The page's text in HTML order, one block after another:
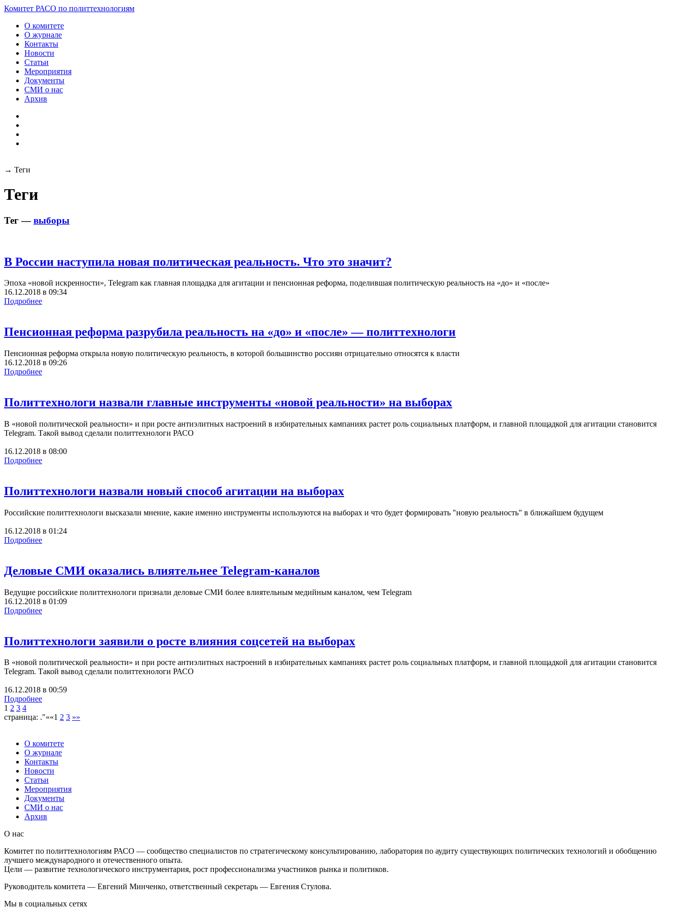
Комитет РАСО по политтехнологиям
О комитете
О журнале
Контакты
Новости
Статьи
Мероприятия
Документы
СМИ о нас
Архив
→ Теги
Теги
Тег —выборы
В России наступила новая политическая реальность. Что это значит?
Эпоха «новой искренности», Telegram как главная площадка для агитации и пенсионная реформа, поделившая политическую реальность на «до» и «после»
16.12.2018 в 09:34
Подробнее
Пенсионная реформа разрубила реальность на «до» и «после» — политтехнологи
Пенсионная реформа открыла новую политическую реальность, в которой большинство россиян отрицательно относятся к власти
16.12.2018 в 09:26
Подробнее
Политтехнологи назвали главные инструменты «новой реальности» на выборах
В «новой политической реальности» и при росте антиэлитных настроений в избирательных кампаниях растет роль социальных платформ, и главной площадкой для агитации становится
Telegram. Такой вывод сделали политтехнологи РАСО
16.12.2018 в 08:00
Подробнее
Политтехнологи назвали новый способ агитации на выборах
Российские политтехнологи высказали мнение, какие именно инструменты используются на выборах и что будет формировать "новую реальность" в ближайшем будущем
16.12.2018 в 01:24
Подробнее
Деловые СМИ оказались влиятельнее Telegram-каналов
Ведущие российские политтехнологи признали деловые СМИ более влиятельным медийным каналом, чем Telegram
16.12.2018 в 01:09
Подробнее
Политтехнологи заявили о росте влияния соцсетей на выборах
В «новой политической реальности» и при росте антиэлитных настроений в избирательных кампаниях растет роль социальных платформ, и главной площадкой для агитации становится
Telegram. Такой вывод сделали политтехнологи РАСО
16.12.2018 в 00:59
Подробнее
1 2 3 4
страница: ."««1 2 3 »»
О комитете
О журнале
Контакты
Новости
Статьи
Мероприятия
Документы
СМИ о нас
Архив
О нас
Комитет по политтехнологиям РАСО — сообщество специалистов по стратегическому консультированию, лаборатория по аудиту существующих политических технологий и обобщению
лучшего международного и отечественного опыта.
Цели — развитие технологического инструментария, рост профессионализма участников рынка и политиков.
Руководитель комитета — Евгений Минченко, ответственный секретарь — Евгения Стулова.
Мы в социальных сетях